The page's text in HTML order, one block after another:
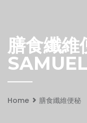
膳食纖
Home 膳食纖維便秘